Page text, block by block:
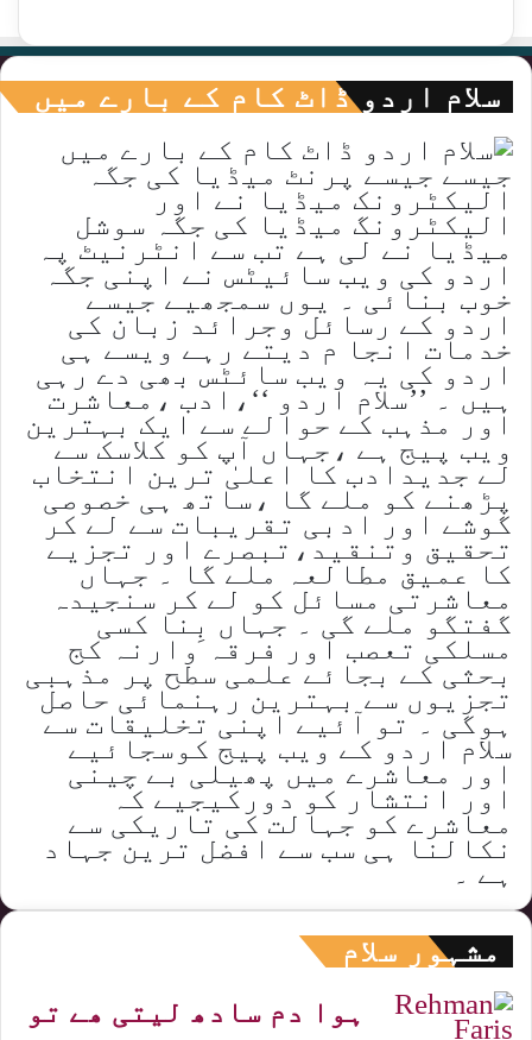
سلام اردو ڈاٹ کام کے بارے میں
جیسے جیسے پرنٹ میڈیا کی جگہ
الیکٹرونک میڈیا نے اور
الیکٹرونگ میڈیا کی جگہ سوشل
میڈیا نے لی ہے تب سے انٹرنیٹ پہ
اردو کی ویب سائیٹس نے اپنی جگہ
خوب بنائی ۔ یوں سمجھیے جیسے
اردو کے رسائل وجرائد زبان کی
خدمات انجا م دیتے رہے ویسے ہی
اردو کی یہ ویب سائٹس بھی دے رہی
ہیں ۔ ’’سلام اردو ‘‘،ادب ،معاشرت
اور مذہب کے حوالے سے ایک بہترین
ویب پیج ہے ،جہاں آپ کو کلاسک سے
لے جدیدادب کا اعلیٰ ترین انتخاب
پڑھنے کو ملے گا ،ساتھ ہی خصوصی
گوشے اور ادبی تقریبات سے لے کر
تحقیق وتنقید،تبصرے اور تجزیے
کا عمیق مطالعہ ملے گا ۔ جہاں
معاشرتی مسائل کو لے کر سنجیدہ
گفتگو ملے گی ۔ جہاں بِنا کسی
مسلکی تعصب اور فرقہ وارنہ کج
بحثی کے بجائے علمی سطح پر مذہبی
تجزیوں سے بہترین رہنمائی حاصل
ہوگی ۔ تو آئیے اپنی تخلیقات سے
سلام اردو کے ویب پیج کوسجائیے
اور معاشرے میں پھیلی بے چینی
اور انتشار کو دورکیجیے کہ
معاشرے کو جہالت کی تاریکی سے
نکالنا ہی سب سے افضل ترین جہاد
ہے ۔
مشہور سلام
ہوا دم سادھ لیتی ھے تو